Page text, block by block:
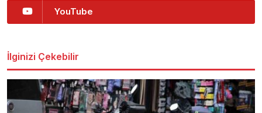
YouTube
İlginizi Çekebilir